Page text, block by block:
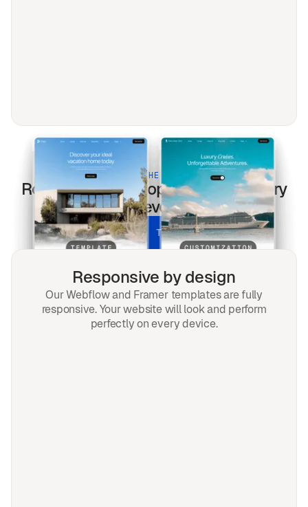
BUILT FOR THE MODERN WEB
Rosatemplates optimized for every
screen & every search.
UNLOCK ALL TEMPLATES
Responsive by design
Our Webflow and Framer templates are fully
responsive. Your website will look and perform
perfectly on every device.